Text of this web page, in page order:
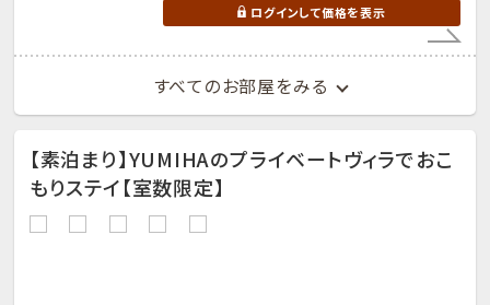
ログインして価格を表示
すべてのお部屋をみる
【素泊まり】YUMIHAのプライベートヴィラでおこ
もりステイ【室数限定】